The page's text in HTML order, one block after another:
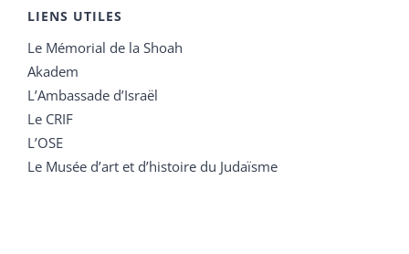
LIENS UTILES
Le Mémorial de la Shoah
Akadem
L’Ambassade d’Israël
Le CRIF
L’OSE
Le Musée d’art et d’histoire du Judaïsme